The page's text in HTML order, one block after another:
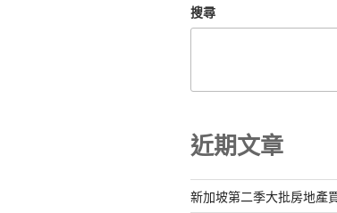
搜尋
近期文章
新加坡第二季大批房地產